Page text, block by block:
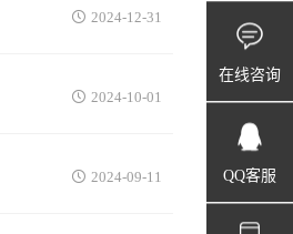
2024-12-31
2024-10-01
2024-09-11
在线咨询
QQ客服